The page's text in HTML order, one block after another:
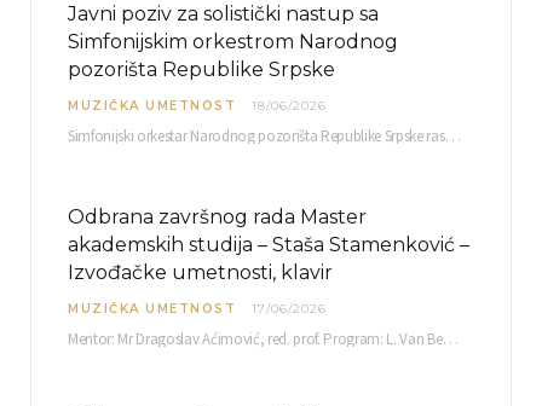
Javni poziv za solistički nastup sa
Simfonijskim orkestrom Narodnog
pozorišta Republike Srpske
MUZIČKA UMETNOST 18/06/2026
Simfonijski orkestar Narodnog pozorišta Republike Srpske raspisuje javni poziv za učešće u projektu „CRESCENDO: Nova…
Odbrana završnog rada Master
akademskih studija – Staša Stamenković –
Izvođačke umetnosti, klavir
MUZIČKA UMETNOST 17/06/2026
Mentor: Mr Dragoslav Aćimović, red. prof. Program: L. Van Betoven: Sonata op. 31 br. 2 u…